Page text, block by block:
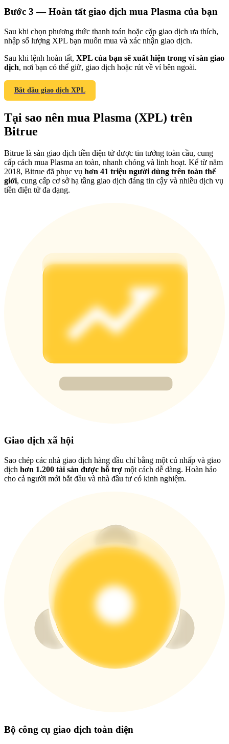
Giới thiệu
Mời một người bạn để nhận phần thưởng tiền mặt
Deposit CASHCAT & Win
Register & Trade to Win 500,000 USDT
Precious Metals Trading Carnival
Trade Gold & Silver · 33,333 USDT Bonus
New Listing Futures Fest
Trade New Futures, Win 200,000 USDT
Crypto World Cup 2026: Grand Finale
77,777+3k Rewards
Thêm sự kiện
Nhận giải thưởng và phần thưởng độc quyền
Bước 3 —Hoàn tất giao dịch mua Plasma của bạn
Sau khi chọn phương thức thanh toán hoặc cặp giao dịch ưa thích,
nhập số lượng XPL bạn muốn mua và xác nhận giao dịch.
Sau khi lệnh hoàn tất, XPL của bạn sẽ xuất hiện trong ví sàn giao
dịch, nơi bạn có thể giữ, giao dịch hoặc rút về ví bên ngoài.
Bắt đầu giao dịch XPL
Tại sao nên mua Plasma (XPL) trên
Bitrue
Bitrue là sàn giao dịch tiền điện tử được tin tưởng toàn cầu, cung
cấp cách mua Plasma an toàn, nhanh chóng và linh hoạt. Kể từ năm
2018, Bitrue đã phục vụ hơn 41 triệu người dùng trên toàn thế
giới, cung cấp cơ sở hạ tầng giao dịch đáng tin cậy và nhiều dịch vụ
tiền điện tử đa dạng.
Giao dịch xã hội
Sao chép các nhà giao dịch hàng đầu chỉ bằng một cú nhấp và giao
dịch hơn 1.200 tài sản được hỗ trợ một cách dễ dàng. Hoàn hảo
cho cả người mới bắt đầu và nhà đầu tư có kinh nghiệm.
Bộ công cụ giao dịch toàn diện